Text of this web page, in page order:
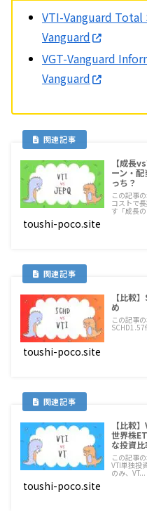
VTI-Vanguard
Vanguard
VGT-Vanguard
Vanguard
【成長
ーン・
っち？
この記事
コストで
す「成長
toushi-poco.site
【比較
め
この記事
toushi-poco.site
【比較
世界株
な投資比
この記事
VTI単独投
のみ、VT...
toushi-poco.site